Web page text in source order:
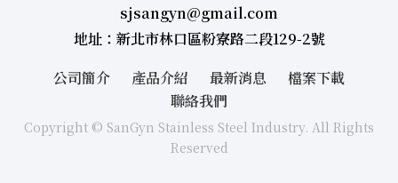
sjsangyn@gmail.com
地址：新北市林口區粉寮路二段129-2號
公司簡介
產品介紹 最新消息
檔案下載
聯絡我們
Copyright © SanGyn Stainless Steel Industry. All Rights
Reserved